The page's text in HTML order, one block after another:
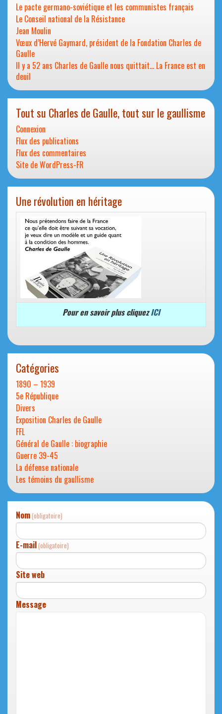
Le pacte germano-soviétique et les communistes français
Le Conseil national de la Résistance
Jean Moulin
Vœux d’Hervé Gaymard, président de la Fondation Charles de
Gaulle
Il y a 52 ans Charles de Gaulle nous quittait… La France est en
deuil
Tout su Charles de Gaulle, tout sur le gaullisme
Connexion
Flux des publications
Flux des commentaires
Site de WordPress-FR
Une révolution en héritage
Pour en savoir plus cliquezICI
Catégories
1890 – 1939
5e République
Divers
Exposition Charles de Gaulle
FFL
Général de Gaulle : biographie
Guerre 39-45
La défense nationale
Les témoins du gaullisme
Nom(obligatoire)
E-mail(obligatoire)
Site web
Message